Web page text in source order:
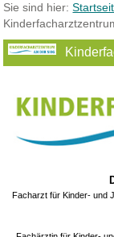
Sie sind hier:
Facharzt für Kinder- und